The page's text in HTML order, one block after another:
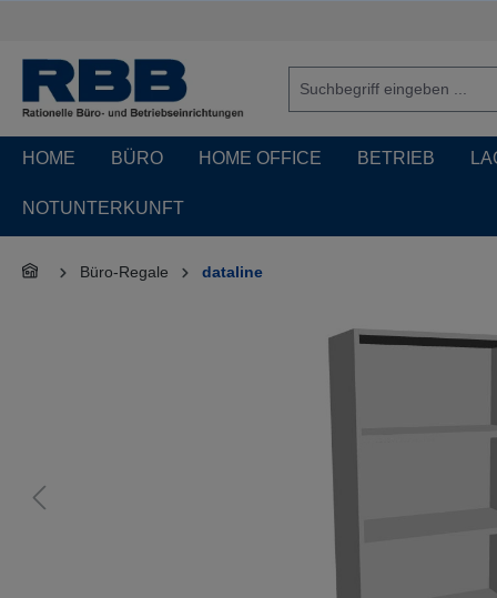
HOME BÜRO HOME OFFICE BETRIEB
NOTUNTERKUNFT
Büro-Regale dataline